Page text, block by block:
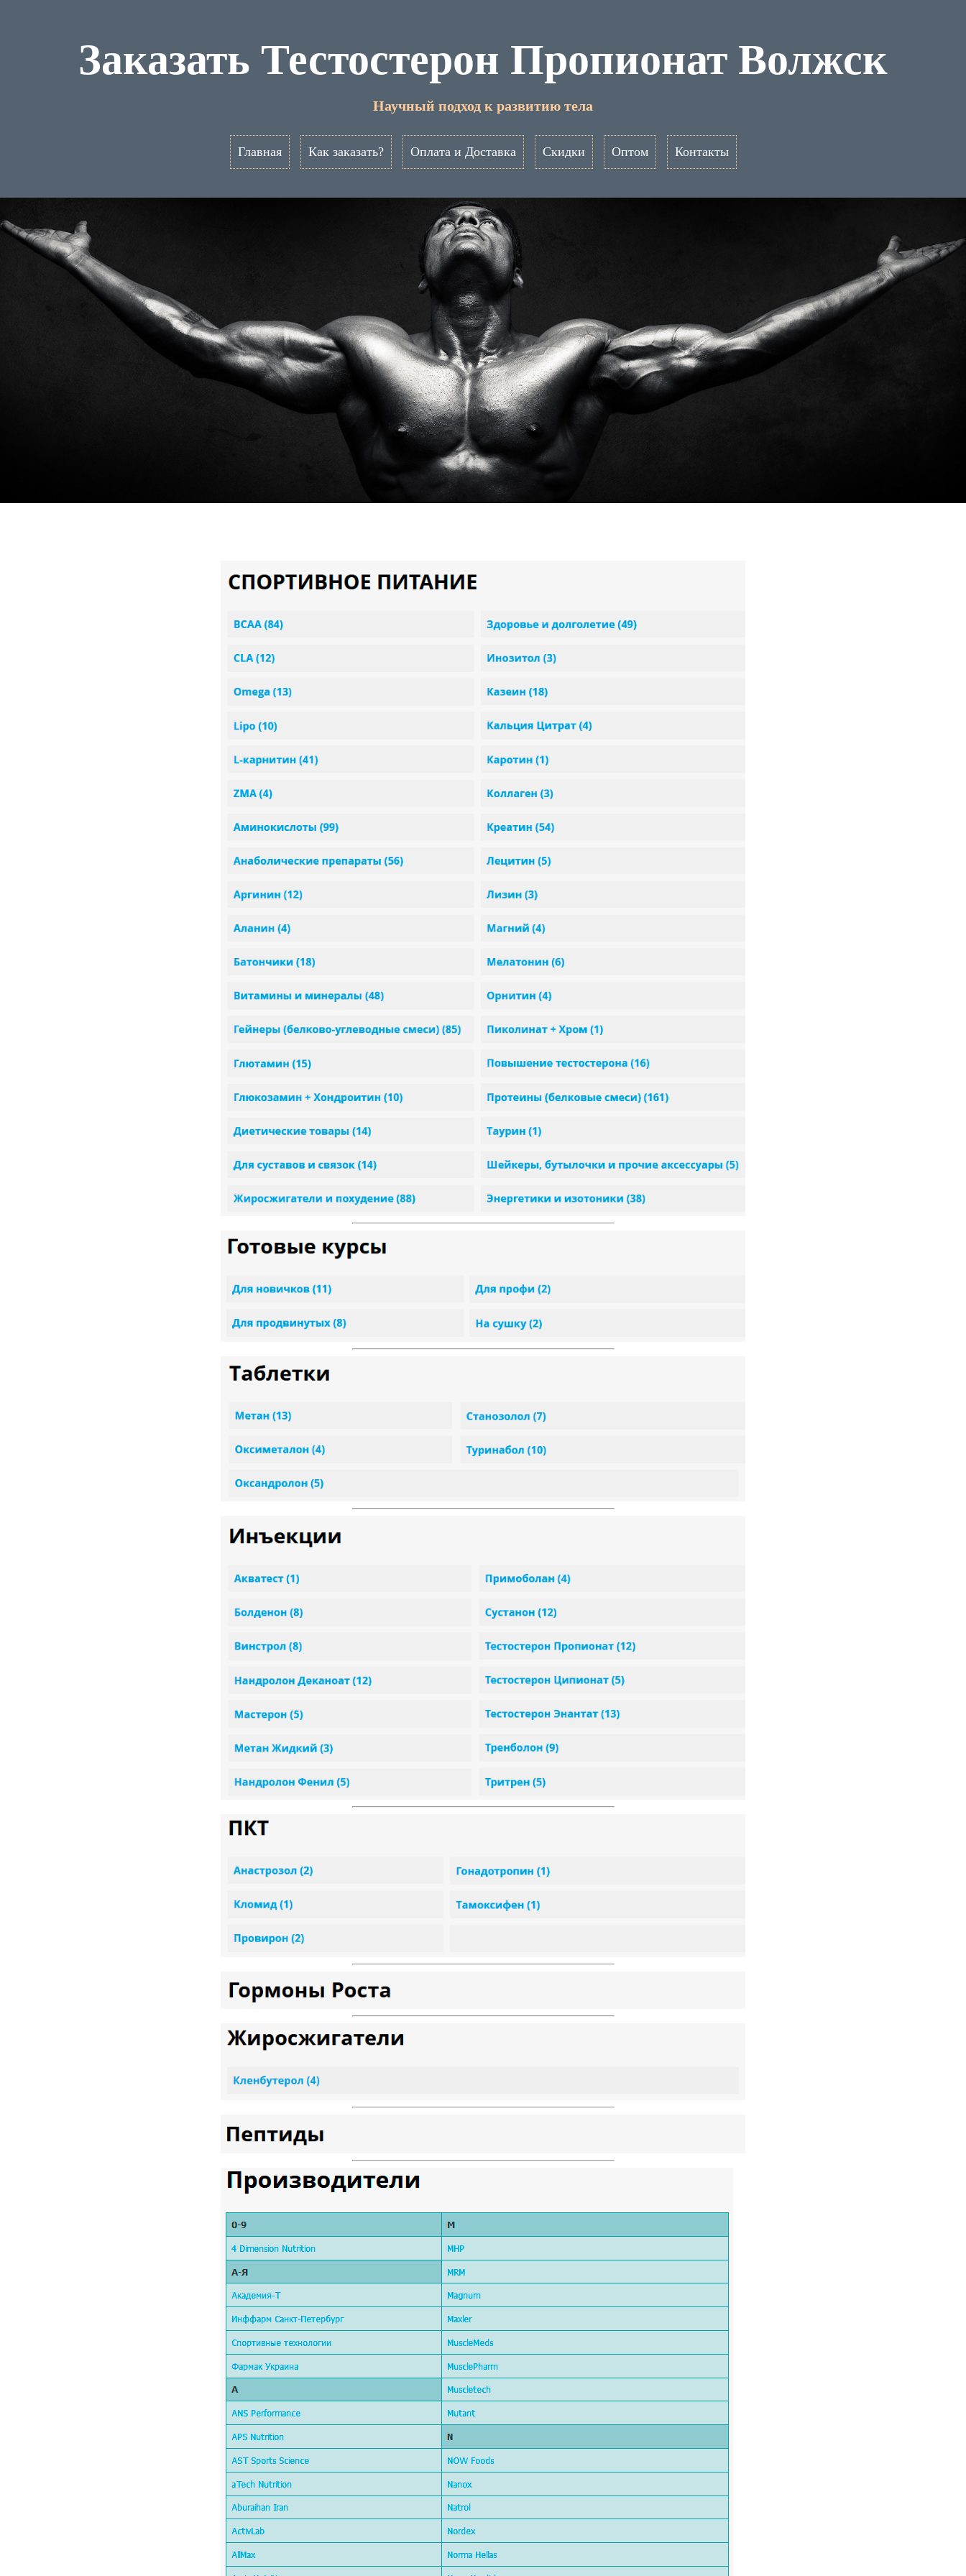
Заказать Тестостерон Пропионат Волжск
Научный подход к развитию тела
Главная Как заказать? Оплата и Доставка Скидки Оптом Контакты